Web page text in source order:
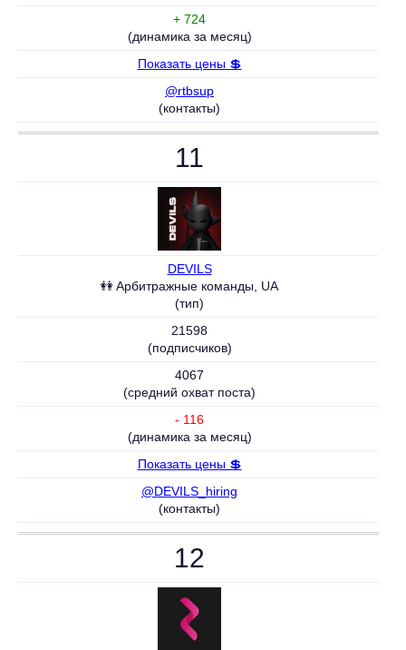
+ 724
(динамика за месяц)
Показать цены 💲
@rtbsup
(контакты)
11
DEVILS
👭 Aрбитражные команды, UA
(тип)
21598
(подписчиков)
4067
(средний охват поста)
- 116
(динамика за месяц)
Показать цены 💲
@DEVILS_hiring
(контакты)
12